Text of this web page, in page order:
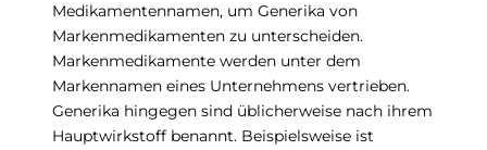
Medikamentennamen, um Generika von
Markenmedikamenten zu unterscheiden.
Markenmedikamente werden unter dem
Markennamen eines Unternehmens vertrieben.
Generika hingegen sind üblicherweise nach ihrem
Hauptwirkstoff benannt. Beispielsweise ist